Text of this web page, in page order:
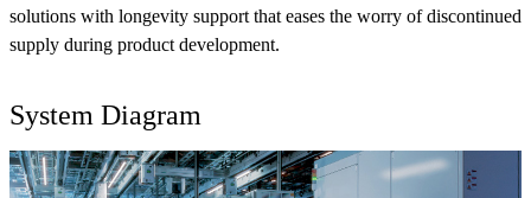
solutions with longevity support that eases the worry of discontinued
supply during product development.
System Diagram